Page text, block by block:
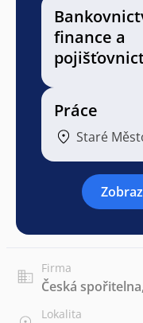
finance a
Práce
Staré
Firma
Česká
Lokalita